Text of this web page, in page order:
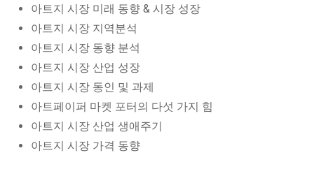
아트지 시장 미래 동향 & 시장 성장
아트지 시장 지역분석
아트지 시장 동향 분석
아트지 시장 산업 성장
아트지 시장 동인 및 과제
아트페이퍼 마켓 포터의 다섯 가지 힘
아트지 시장 산업 생애주기
아트지 시장 가격 동향